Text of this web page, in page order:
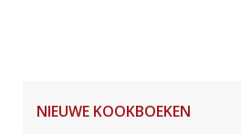
NIEUWE KOOKBOEKEN